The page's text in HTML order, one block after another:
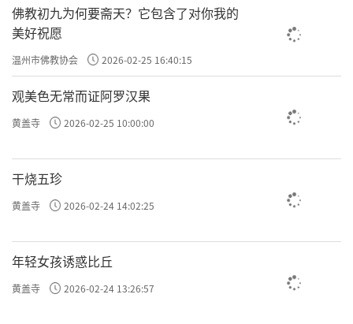
佛教初九为何要斋天？它包含了对你我的
美好祝愿
温州市佛教协会 2026-02-25 16:40:15
观美色无常而证阿罗汉果
黄盖寺 2026-02-25 10:00:00
干烧五珍
黄盖寺 2026-02-24 14:02:25
年轻女孩诱惑比丘
黄盖寺 2026-02-24 13:26:57